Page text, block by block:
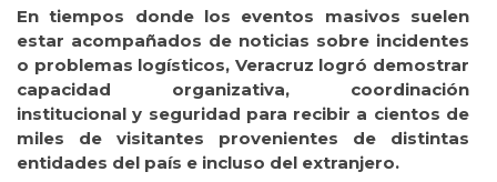
En tiempos donde los eventos masivos suelen
estar acompañados de noticias sobre incidentes
o problemas logísticos, Veracruz logró demostrar
capacidad organizativa, coordinación
institucional y seguridad para recibir a cientos de
miles de visitantes provenientes de distintas
entidades del país e incluso del extranjero.